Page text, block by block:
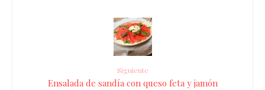
Siguiente
Ensalada de sandía con queso feta y jamón